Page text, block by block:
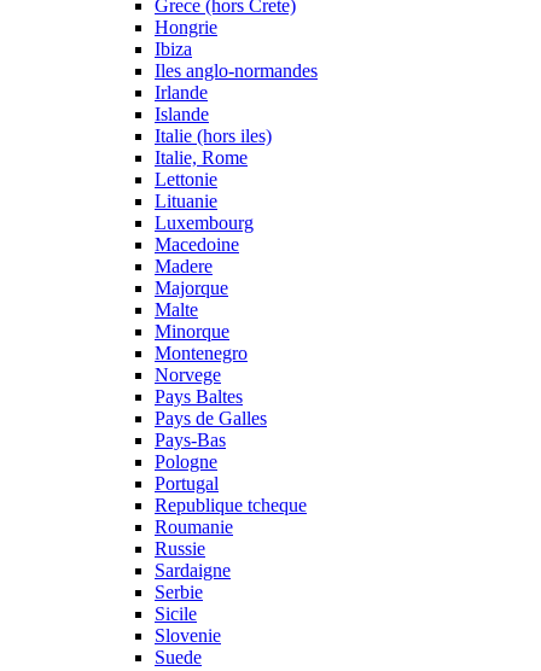
Grece (hors Crete)
Hongrie
Ibiza
Iles anglo-normandes
Irlande
Islande
Italie (hors iles)
Italie, Rome
Lettonie
Lituanie
Luxembourg
Macedoine
Madere
Majorque
Malte
Minorque
Montenegro
Norvege
Pays Baltes
Pays de Galles
Pays-Bas
Pologne
Portugal
Republique tcheque
Roumanie
Russie
Sardaigne
Serbie
Sicile
Slovenie
Suede